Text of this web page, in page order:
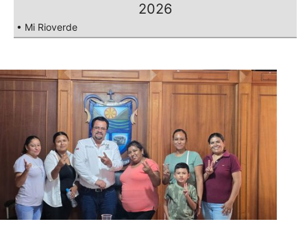
2026
• Mi Rioverde